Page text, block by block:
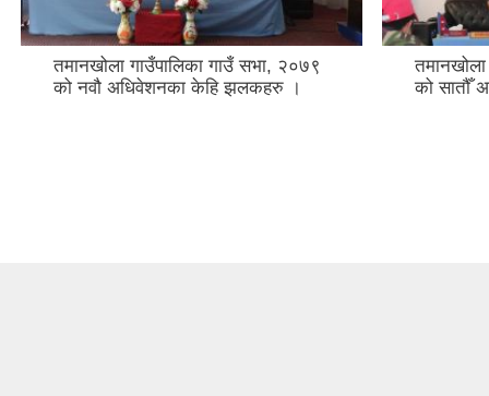
तमानखोला गाउँपालिका गाउँ सभा, २०७९
को नवौ अधिवेशनका केहि झलकहरु ।
को सातौँ